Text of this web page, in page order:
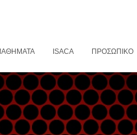
ISACA ΠΡΟΣΩΠΙΚΌ